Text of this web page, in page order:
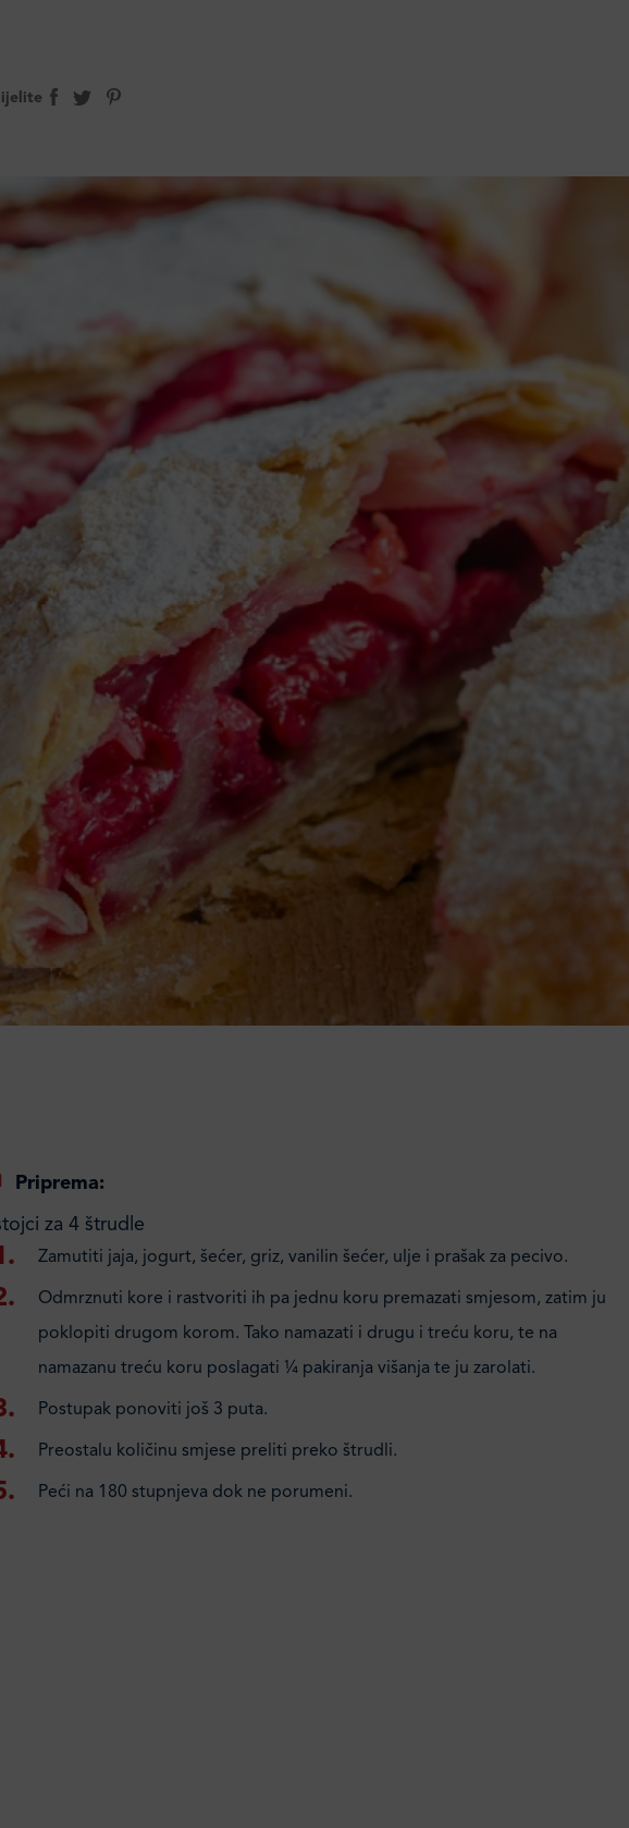
Priprema:
za 4 štrudle
Zamutiti jaja, jogurt, šećer, griz, vanilin šećer, ulje i prašak za pecivo.
Odmrznuti kore i rastvoriti ih pa jednu koru premazati smjesom, zatim ju
poklopiti drugom korom. Tako namazati i drugu i treću koru, te na
namazanu treću koru poslagati ¼ pakiranja višanja te ju zarolati.
Postupak ponoviti još 3 puta.
Preostalu količinu smjese preliti preko štrudli.
Peći na 180 stupnjeva dok ne porumeni.